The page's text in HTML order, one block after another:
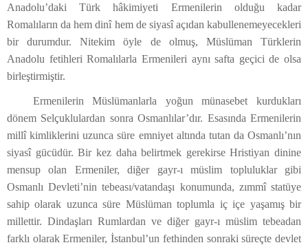
Anadolu’daki Türk hâkimiyeti Ermenilerin olduğu kadar
Romalıların da hem dinî hem de siyasî açıdan kabullenemeyecekleri
bir durumdur. Nitekim öyle de olmuş, Müslüman Türklerin
Anadolu fetihleri Romalılarla Ermenileri aynı safta geçici de olsa
birleştirmiştir.
Ermenilerin Müslümanlarla yoğun münasebet kurdukları
dönem Selçuklulardan sonra Osmanlılar’dır. Esasında Ermenilerin
millî kimliklerini uzunca süre emniyet altında tutan da Osmanlı’nın
siyasî gücüdür. Bir kez daha belirtmek gerekirse Hristiyan dinine
mensup olan Ermeniler, diğer gayr-ı müslim topluluklar gibi
Osmanlı Devleti’nin tebeası/vatandaşı konumunda, zımmî statüye
sahip olarak uzunca süre Müslüman toplumla iç içe yaşamış bir
millettir. Dindaşları Rumlardan ve diğer gayr-ı müslim tebeadan
farklı olarak Ermeniler, İstanbul’un fethinden sonraki süreçte devlet